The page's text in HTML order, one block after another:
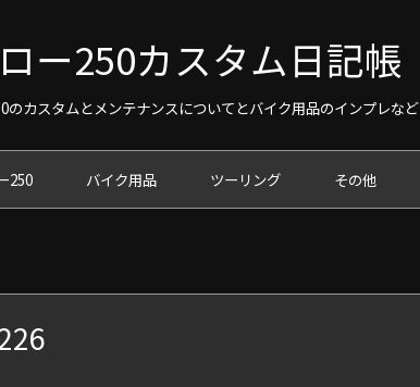
ー250カスタム日記帳
のカスタムとメンテナンスについてとバイク用品のインプレなど
250 バイク用品 ツーリング その他